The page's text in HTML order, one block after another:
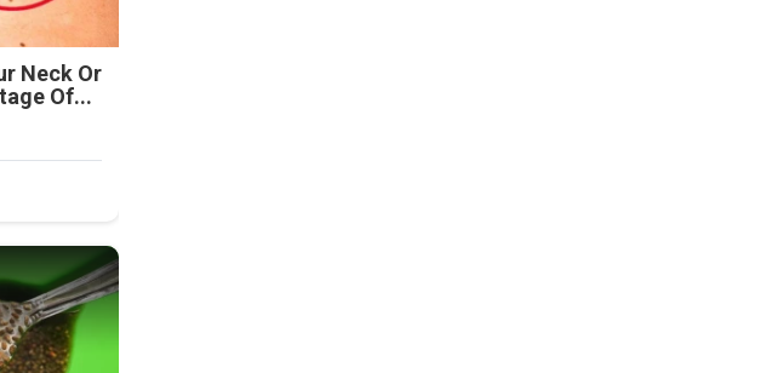
Neck Or
Of...